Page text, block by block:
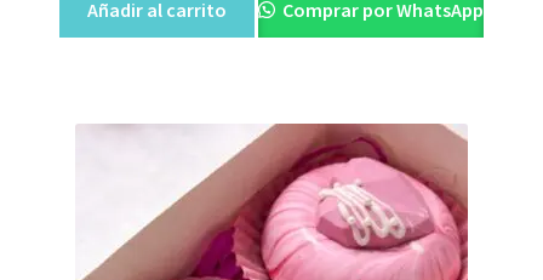
Añadir al carrito Comprar por WhatsApp